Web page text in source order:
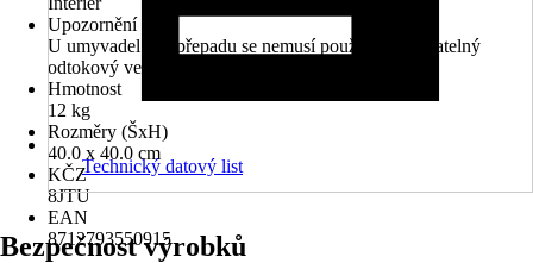
Upozornění
U umyvadel bez přepadu se nemusí používat uzavíratelný
odtokový ventil
Hmotnost
12 kg
Rozměry (ŠxH)
40.0 x 40.0 cm
KČZ
8JTU
EAN
8712793550915
Technický datový list
Bezpečnost výrobků